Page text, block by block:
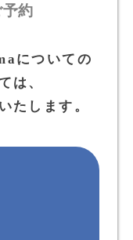
約
についての
は、
たします。